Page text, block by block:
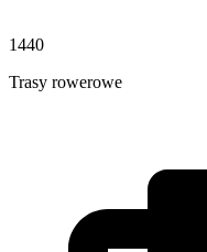
1440
Trasy rowerowe